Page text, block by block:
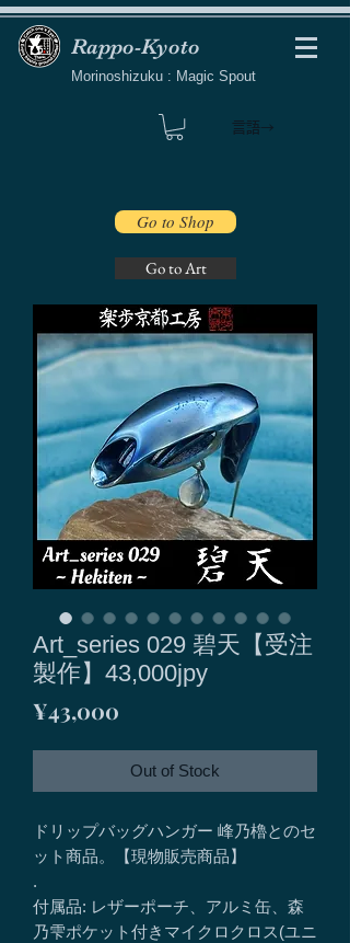
Rappo-Kyoto
Morinoshizuku : Magic Spout
言語→
Go to Shop
Go to Art
Art_series 029 碧天【受注
製作】43,000jpy
¥43,000
Out of Stock
ドリップバッグハンガー 峰乃櫓とのセ
ット商品。【現物販売商品】
.
付属品: レザーポーチ、アルミ缶、森
乃雫ポケット付きマイクロクロス(ユニ